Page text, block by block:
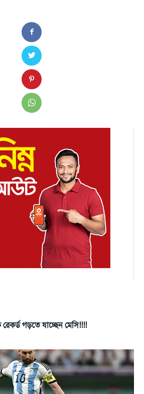
গড়তে যাচ্ছেন মেসি!!!!